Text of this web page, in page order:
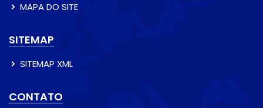
MAPA DO SITE
SITEMAP
SITEMAP XML
CONTATO